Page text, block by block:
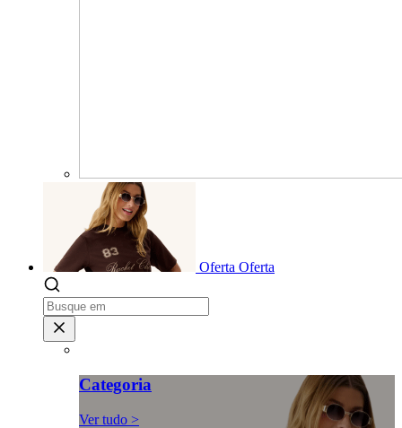
Oferta Oferta
Categoria
Ver tudo >